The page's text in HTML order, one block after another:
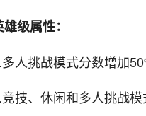
雄级属性：
人挑战模式分数增加
技、休闲和多人挑战